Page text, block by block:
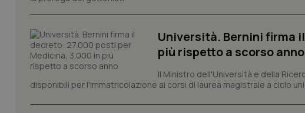
Università. Bernini firma
più rispetto a scorso anno
Il Ministro dell'Università e della
disponibili per l'immatricolazione ai corsi di laurea magistrale a ciclo
VISITOR_PRIVACY_METADATA